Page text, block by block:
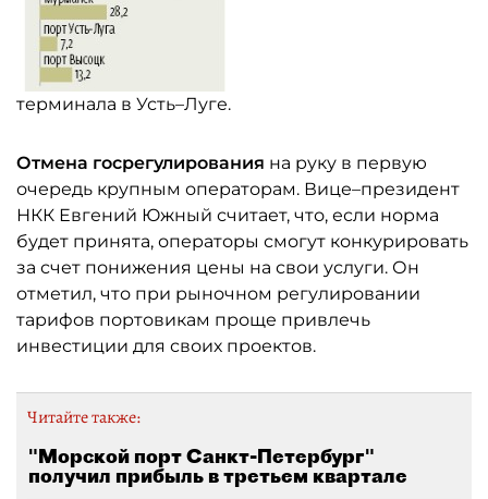
терминала в Усть–Луге.
Отмена госрегулирования на руку в первую
очередь крупным операторам. Вице–президент
НКК Евгений Южный считает, что, если норма
будет принята, операторы смогут конкурировать
за счет понижения цены на свои услуги. Он
отметил, что при рыночном регулировании
тарифов портовикам проще привлечь
инвестиции для своих проектов.
Читайте также:
"Морской порт Санкт-Петербург"
получил прибыль в третьем квартале